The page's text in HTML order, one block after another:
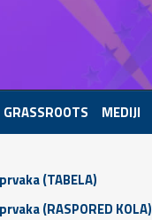
GRASSROOTS MEDIJI
(TABELA)
(RASPORED KOLA)